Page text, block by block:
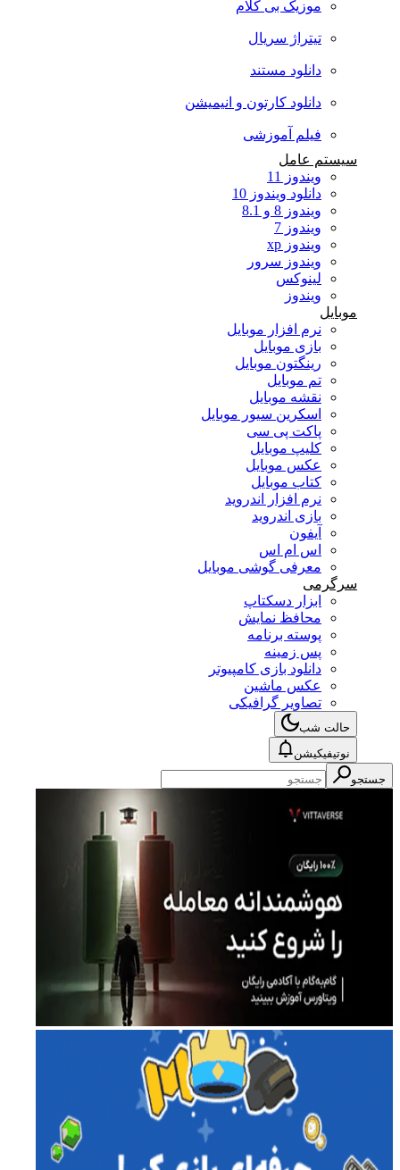
موزیک بی کلام
تیتراژ سریال
دانلود مستند
دانلود کارتون و انیمیشن
فیلم آموزشی
سیستم عامل
ویندوز 11
دانلود ویندوز 10
ویندوز 8 و 8.1
ویندوز 7
ویندوز xp
ویندوز سرور
لینوکس
ویندوز
موبایل
نرم افزار موبایل
بازی موبایل
رینگتون موبایل
تم موبایل
نقشه موبایل
اسکرین سیور موبایل
پاکت پی سی
کلیپ موبایل
عکس موبایل
کتاب موبایل
نرم افزار اندروید
بازی اندروید
آیفون
اس ام اس
معرفی گوشی موبایل
سرگرمی
ابزار دسکتاپ
محافظ نمایش
پوسته برنامه
پس زمینه
دانلود بازی کامپیوتر
عکس ماشین
تصاویر گرافیکی
حالت شب
نوتیفیکیشن
جستجو